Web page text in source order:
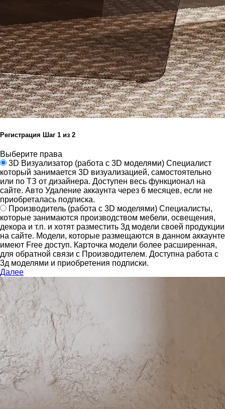
Регистрация Шаг 1 из 2
Выберите права
3D Визуализатор (работа с 3D моделями) Специалист
который занимается 3D визуализацией, самостоятельно
или по ТЗ от дизайнера. Доступен весь функционал на
сайте. Авто Удаление аккаунта через 6 месяцев, если не
приобреталась подписка.
Производитель (работа с 3D моделями) Специалисты,
которые занимаются производством мебели, освещения,
декора и т.п. и хотят разместить 3д модели своей продукции
на сайте. Модели, которые размещаются в данном аккаунте
имеют Free доступ. Карточка модели более расширенная,
для обратной связи с Производителем. Доступна работа с
3д моделями и приобретения подписки.
Далее